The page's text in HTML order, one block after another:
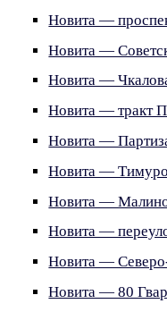
Новита —
Новита —
Новита —
Новита — тракт
Новита —
Новита —
Новита —
Новита —
Новита —
Новита — 80